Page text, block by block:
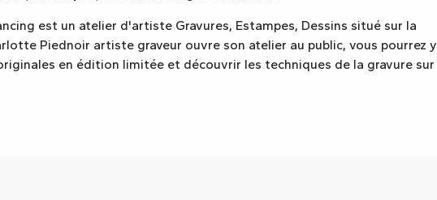
est un atelier d'artiste Gravures, Estampes, Dessins situé sur la
Piednoir artiste graveur ouvre son atelier au public, vous pourrez y
en édition limitée et découvrir les techniques de la gravure sur